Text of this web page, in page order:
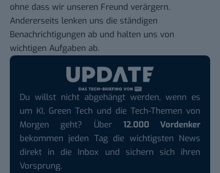
ohne dass wir unseren Freund verärgern.
Andererseits lenken uns die ständigen
Benachrichtigungen ab und halten uns von
wichtigen Aufgaben ab.
Du willst nicht abgehängt werden, wenn es
um KI, Green Tech und die Tech-Themen von
Morgen geht? Über 12.000 Vordenker
bekommen jeden Tag die wichtigsten News
direkt in die Inbox und sichern sich ihren
Vorsprung.